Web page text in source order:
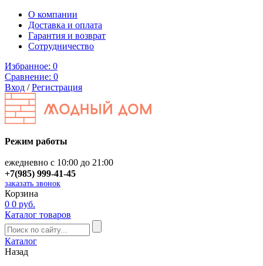
О компании
Доставка и оплата
Гарантия и возврат
Сотрудничество
Избранное: 0
Сравнение: 0
Вход /Регистрация
Режим работы
ежедневно с 10:00 до 21:00
+7(985) 999-41-45
заказать звонок
Корзина
0 0 руб.
Каталог товаров
Каталог
Назад